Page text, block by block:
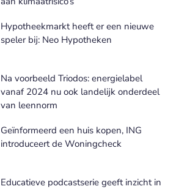
Hypotheekmarkt heeft er een nieuwe
speler bij: Neo Hypotheken
Na voorbeeld Triodos: energielabel
vanaf 2024 nu ook landelijk onderdeel
van leennorm
Geïnformeerd een huis kopen, ING
introduceert de Woningcheck
Educatieve podcastserie geeft inzicht in